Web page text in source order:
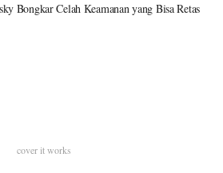
Bongkar Celah Keamanan yang Bisa Retas
cover it works